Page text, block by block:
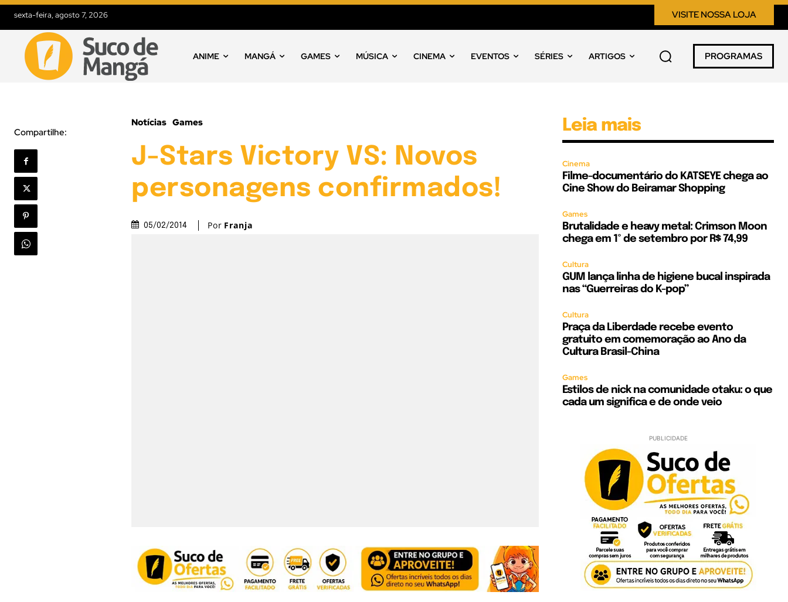
sexta-feira, agosto 7, 2026 VISITE NOSSA LOJA
ANIME MANGÁ GAMES MÚSICA CINEMA EVENTOS SÉRIES ARTIGOS PROGRAMAS
Compartilhe:
Notícias Games
J-Stars Victory VS: Novos
personagens confirmados!
05/02/2014 Por Franja
Leia mais
Cinema
Filme-documentário do KATSEYE chega ao
Cine Show do Beiramar Shopping
Games
Brutalidade e heavy metal: Crimson Moon
chega em 1º de setembro por R$ 74,99
Cultura
GUM lança linha de higiene bucal inspirada
nas “Guerreiras do K-pop”
Cultura
Praça da Liberdade recebe evento
gratuito em comemoração ao Ano da
Cultura Brasil-China
Games
Estilos de nick na comunidade otaku: o que
cada um significa e de onde veio
PUBLICIDADE